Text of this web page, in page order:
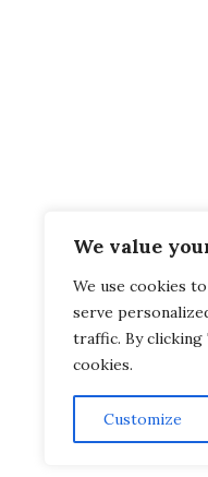
We value
We use cookies
serve
traffic. By clicking
cookies.
Customize